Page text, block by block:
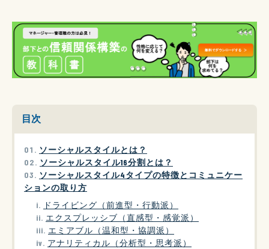
目次
ソーシャルスタイルとは？
ソーシャルスタイル16分割とは？
ソーシャルスタイル4タイプの特徴とコミュニケー
ションの取り方
ドライビング（前進型・行動派）
エクスプレッシブ（直感型・感覚派）
エミアブル（温和型・協調派）
アナリティカル（分析型・思考派）